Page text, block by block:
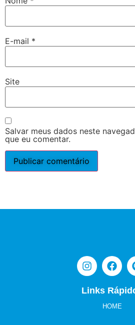
E-mail *
Site
Salvar meus dados neste
que eu comentar.
Links
HOME